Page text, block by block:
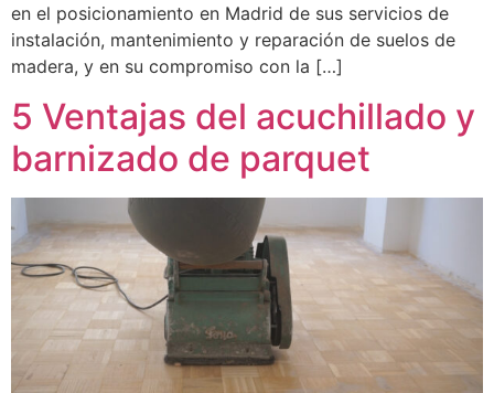
en el posicionamiento en Madrid de sus servicios de
instalación, mantenimiento y reparación de suelos de
madera, y en su compromiso con la […]
5 Ventajas del acuchillado y
barnizado de parquet